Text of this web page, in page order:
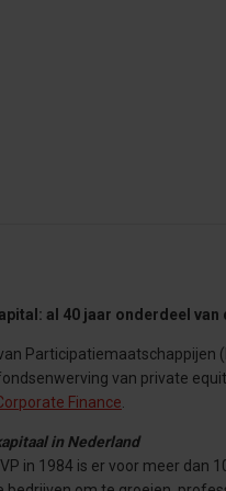
al 40 jaar onderdeel
van private
Finance
in Nederland
in 1984 is er voor meer dan